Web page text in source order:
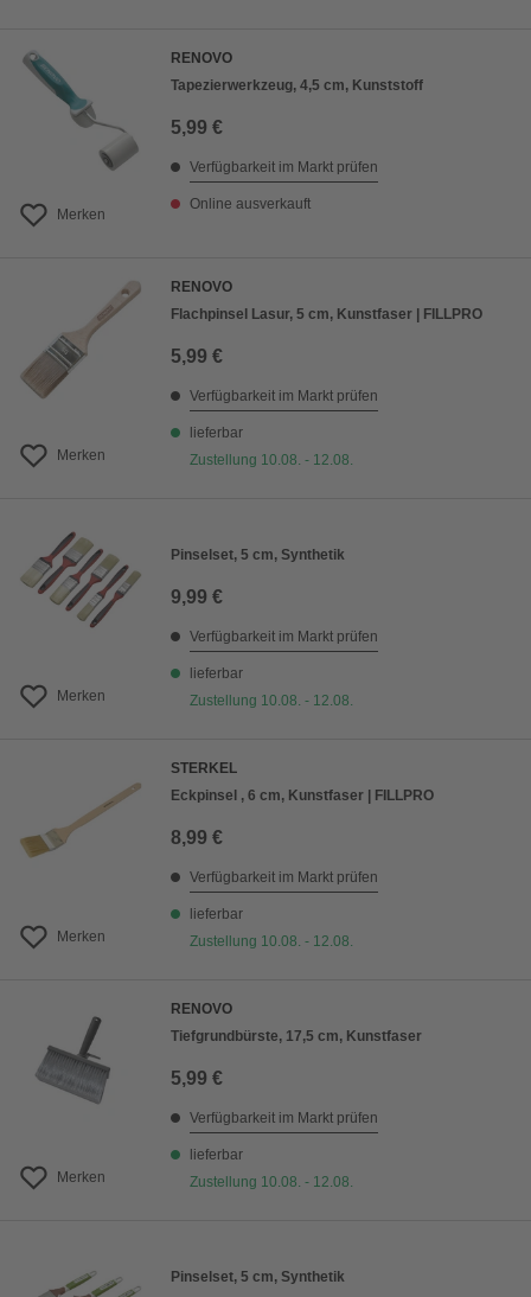
Merken
RENOVO
Tapezierwerkzeug, 4,5 cm, Kunststoff
5,99 €
Verfügbarkeit im Markt prüfen
Online ausverkauft
Merken
RENOVO
Flachpinsel Lasur, 5 cm, Kunstfaser | FILLPRO
5,99 €
Verfügbarkeit im Markt prüfen
lieferbar
Zustellung 10.08. - 12.08.
Merken
Pinselset, 5 cm, Synthetik
9,99 €
Verfügbarkeit im Markt prüfen
lieferbar
Zustellung 10.08. - 12.08.
Merken
STERKEL
Eckpinsel , 6 cm, Kunstfaser | FILLPRO
8,99 €
Verfügbarkeit im Markt prüfen
lieferbar
Zustellung 10.08. - 12.08.
Merken
RENOVO
Tiefgrundbürste, 17,5 cm, Kunstfaser
5,99 €
Verfügbarkeit im Markt prüfen
lieferbar
Zustellung 10.08. - 12.08.
Pinselset, 5 cm, Synthetik